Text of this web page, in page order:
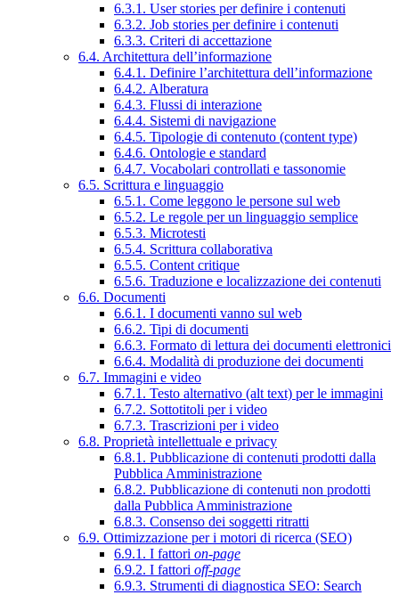
6.3.1. User stories per definire i contenuti
6.3.2. Job stories per definire i contenuti
6.3.3. Criteri di accettazione
6.4. Architettura dell’informazione
6.4.1. Definire l’architettura dell’informazione
6.4.2. Alberatura
6.4.3. Flussi di interazione
6.4.4. Sistemi di navigazione
6.4.5. Tipologie di contenuto (content type)
6.4.6. Ontologie e standard
6.4.7. Vocabolari controllati e tassonomie
6.5. Scrittura e linguaggio
6.5.1. Come leggono le persone sul web
6.5.2. Le regole per un linguaggio semplice
6.5.3. Microtesti
6.5.4. Scrittura collaborativa
6.5.5. Content critique
6.5.6. Traduzione e localizzazione dei contenuti
6.6. Documenti
6.6.1. I documenti vanno sul web
6.6.2. Tipi di documenti
6.6.3. Formato di lettura dei documenti elettronici
6.6.4. Modalità di produzione dei documenti
6.7. Immagini e video
6.7.1. Testo alternativo (alt text) per le immagini
6.7.2. Sottotitoli per i video
6.7.3. Trascrizioni per i video
6.8. Proprietà intellettuale e privacy
6.8.1. Pubblicazione di contenuti prodotti dalla
Pubblica Amministrazione
6.8.2. Pubblicazione di contenuti non prodotti
dalla Pubblica Amministrazione
6.8.3. Consenso dei soggetti ritratti
6.9. Ottimizzazione per i motori di ricerca (SEO)
6.9.1. I fattori on-page
6.9.2. I fattori off-page
6.9.3. Strumenti di diagnostica SEO: Search